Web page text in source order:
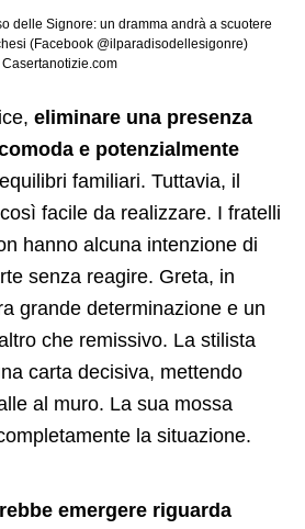
delle Signore: un dramma andrà a scuotere
(Facebook @ilparadisodellesigonre)
Casertanotizie.com
eliminare una presenza
e potenzialmente
familiari. Tuttavia, il
facile da realizzare. I fratelli
hanno alcuna intenzione di
senza reagire. Greta, in
grande determinazione e un
che remissivo. La stilista
carta decisiva, mettendo
al muro. La sua mossa
la situazione.
emergere riguarda